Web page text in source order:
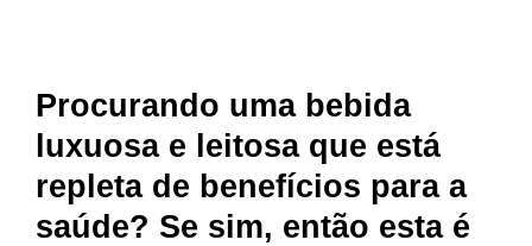
Procurando uma bebida
luxuosa e leitosa que está
repleta de benefícios para a
saúde? Se sim, então esta é